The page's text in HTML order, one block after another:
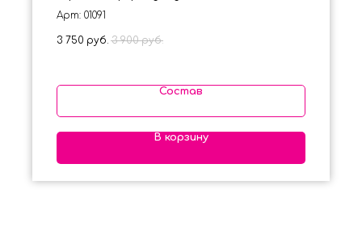
Арт: 01091
3 750 руб. 3 900 руб.
Состав
В корзину